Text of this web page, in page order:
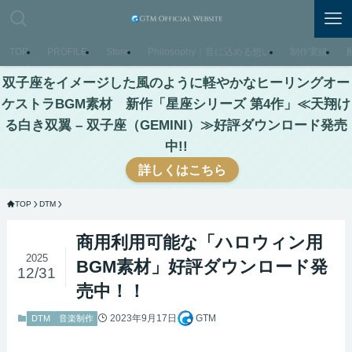
TOP PROFILE Store Philosophy｜音に込める想い 制作実績
双子座をイメージした風のように軽やかなヒーリングオー
ケストラBGM素材 新作「星座シリーズ 第4作」≪天翔け
る白き双翼 – 双子座（GEMINI）≫好評ダウンロード発売
中!!
詳しくはこちら
TOP DTM
商用利用可能な「ハロウィン用
BGM素材」好評ダウンロード発
売中！！
2025
12/31
DTM 音楽制作 2023年9月17日 GTM